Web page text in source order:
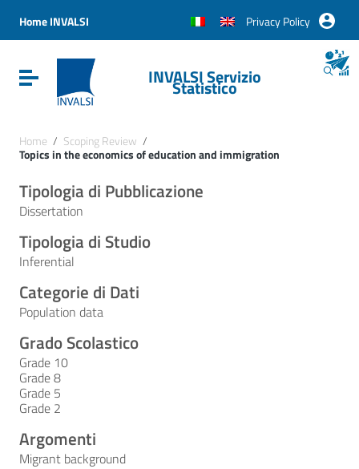
Vai al menu di navigazione
Vai al footer
Home INVALSI Privacy Policy
Attiva / disattiva la navigazioneINVALSI Servizio
Statistico
Home / Scoping Review /
Topics in the economics of education and immigration
Tipologia di Pubblicazione
Dissertation
Tipologia di Studio
Inferential
Categorie di Dati
Population data
Grado Scolastico
Grade 10
Grade 8
Grade 5
Grade 2
Argomenti
Migrant background